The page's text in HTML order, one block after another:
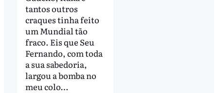
tantos outros
craques tinha feito
um Mundial tão
fraco. Eis que Seu
Fernando, com toda
a sua sabedoria,
largou a bomba no
meu colo…